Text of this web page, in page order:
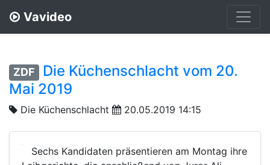
Vavideo
ZDF
Die Küchenschlacht vom 20.
Mai 2019
Die Küchenschlacht 20.05.2019 14:15
Sechs Kandidaten präsentieren am Montag ihre